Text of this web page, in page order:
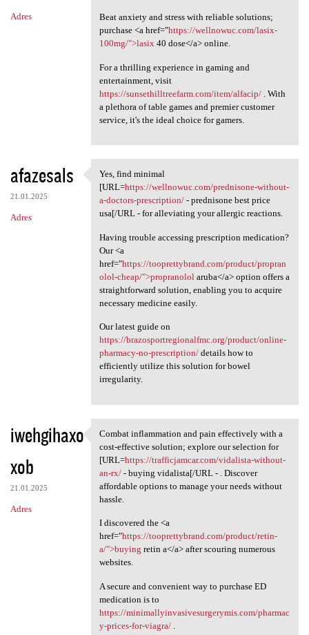
Adres
Beat anxiety and stress with reliable solutions;
purchase <a href="https://wellnowuc.com/lasix-
100mg/">lasix 40 dose</a> online.
For a thrilling experience in gaming and
entertainment, visit
https://sunsethilltreefarm.com/item/alfacip/. With
a plethora of table games and premier customer
service, it's the ideal choice for gamers.
afazesals
21.01.2025
Adres
Yes, find minimal [URL=https:
Yes, find minimal
[URL=https://wellnowuc.com/prednisone-without-
a-doctors-prescription/- prednisone best price
usa[/URL - for alleviating your allergic reactions.
Having trouble accessing prescription medication?
Our <a
href="https://tooprettybrand.com/product/propran
olol-cheap/">propranolol aruba</a> option offers a
straightforward solution, enabling you to acquire
necessary medicine easily.
Our latest guide on
https://brazosportregionalfmc.org/product/online-
pharmacy-no-prescription/details how to
efficiently utilize this solution for bowel
irregularity.
iwehgihaxo
xob
21.01.2025
Adres
Combat inflammation and pain
Combat inflammation and pain effectively with a
cost-effective solution; explore our selection for
[URL=https://trafficjamcar.com/vidalista-without-
an-rx/- buying vidalista[/URL - . Discover
affordable options to manage your needs without
hassle.
I discovered the <a
href="https://tooprettybrand.com/product/retin-
a/">buying retin a</a> after scouring numerous
websites.
A secure and convenient way to purchase ED
medication is to
https://minimallyinvasivesurgerymis.com/pharmac
y-prices-for-viagra/.